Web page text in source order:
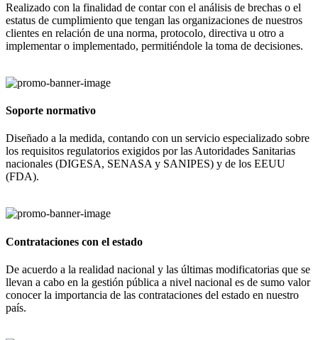
Realizado con la finalidad de contar con el análisis de brechas o el
estatus de cumplimiento que tengan las organizaciones de nuestros
clientes en relación de una norma, protocolo, directiva u otro a
implementar o implementado, permitiéndole la toma de decisiones.
Soporte normativo
Diseñado a la medida, contando con un servicio especializado sobre
los requisitos regulatorios exigidos por las Autoridades Sanitarias
nacionales (DIGESA, SENASA y SANIPES) y de los EEUU
(FDA).
Contrataciones con el estado
De acuerdo a la realidad nacional y las últimas modificatorias que se
llevan a cabo en la gestión pública a nivel nacional es de sumo valor
conocer la importancia de las contrataciones del estado en nuestro
país.